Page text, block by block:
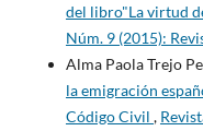
del libro"La virtud
Núm. 9 (2015):
Alma Paola Trejo
la emigración
Código Civil ,